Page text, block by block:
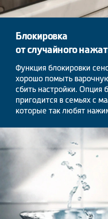
Блокировка
от случайного
Функция блокировки
хорошо помыть
сбить настройки. Опция
пригодится в семьях с
которые так любят